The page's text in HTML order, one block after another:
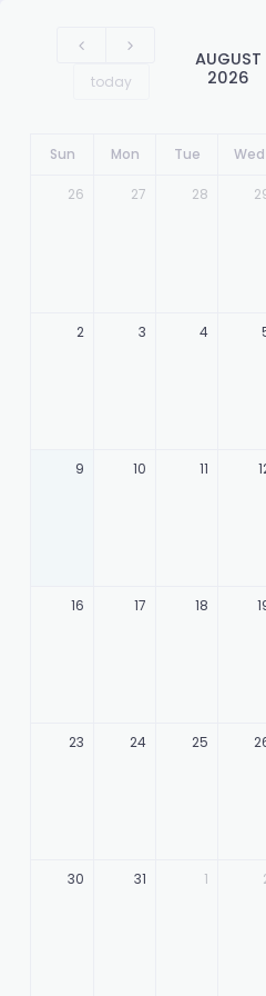
today
AUGUST
2026
Sun Mon Tue Wed
26 27 28
2 3 4
9 10 11
16 17 18
23 24 25
30 31 1